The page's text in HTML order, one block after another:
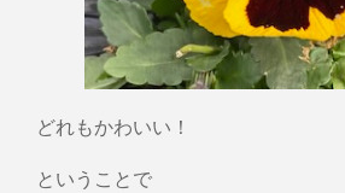
どれもかわいい！
ということで